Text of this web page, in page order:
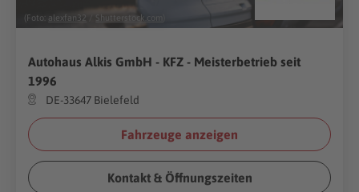
(Foto: alexfan32 Shutterstock.com
Autohaus Alkis GmbH - KFZ - Meisterbetrieb seit
1996
DE-33647 Bielefeld
Fahrzeuge anzeigen
Kontakt & Öffnungszeiten